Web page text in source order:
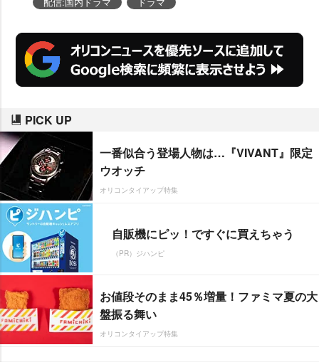
PICK UP
一番似合う登場人物は…『VIVANT』限定
ウオッチ
オリコンタイアップ特集
自販機にピッ！ですぐに買えちゃう
（PR）ジハンピ
お値段そのまま45％増量！ファミマ夏の大
盤振る舞い
オリコンタイアップ特集